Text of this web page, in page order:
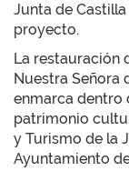
Junta de
proyecto.
La restauración
Nuestra Señora
enmarca dentro
patrimonio
y Turismo de la
Ayuntamiento